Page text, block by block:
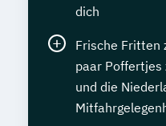
dich
Frische Fritten
paar Poffertjes
und die